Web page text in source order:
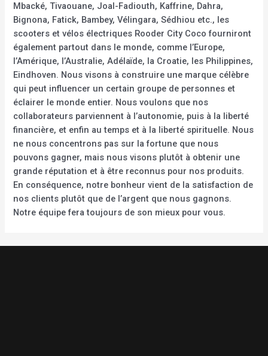
Mbacké, Tivaouane, Joal-Fadiouth, Kaffrine, Dahra,
Bignona, Fatick, Bambey, Vélingara, Sédhiou etc., les
scooters et vélos électriques Rooder City Coco fourniront
également partout dans le monde, comme l’Europe,
l’Amérique, l’Australie, Adélaïde, la Croatie, les Philippines,
Eindhoven. Nous visons à construire une marque célèbre
qui peut influencer un certain groupe de personnes et
éclairer le monde entier. Nous voulons que nos
collaborateurs parviennent à l’autonomie, puis à la liberté
financière, et enfin au temps et à la liberté spirituelle. Nous
ne nous concentrons pas sur la fortune que nous
pouvons gagner, mais nous visons plutôt à obtenir une
grande réputation et à être reconnus pour nos produits.
En conséquence, notre bonheur vient de la satisfaction de
nos clients plutôt que de l’argent que nous gagnons.
Notre équipe fera toujours de son mieux pour vous.